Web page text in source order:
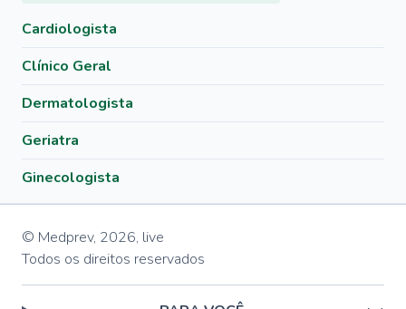
Cardiologista
Clínico Geral
Dermatologista
Geriatra
Ginecologista
© Medprev, 2026, live
Todos os direitos reservados